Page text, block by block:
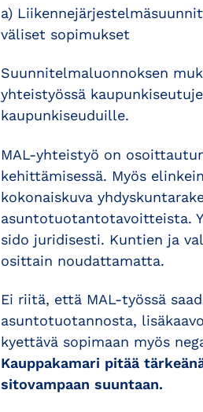
a)
väliset sopimukset
Suunnitelmaluonnoksen
yhteistyössä
kaupunkiseuduille.
MAL-yhteistyö on
kehittämisessä. Myös
kokonaiskuva
asuntotuotantotavoitteista.
sido juridisesti. Kuntien ja
osittain noudattamatta.
Ei riitä, että MAL-työssä
asuntotuotannosta,
kyettävä sopimaan myös
Kauppakamari pitää
sitovampaan suuntaan.